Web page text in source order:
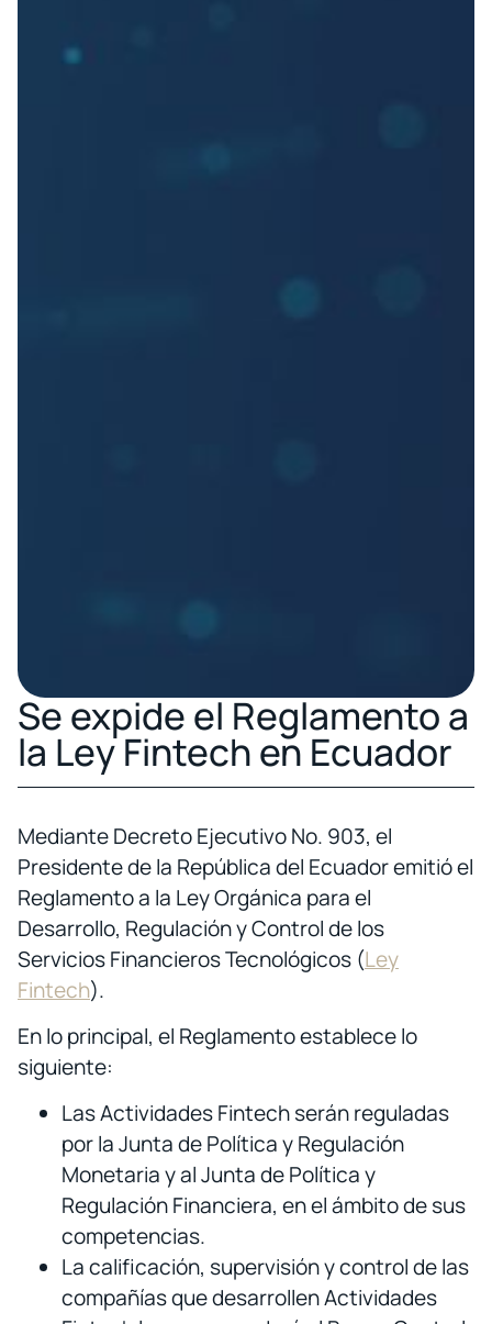
Se expide el Reglamento a
la Ley Fintech en Ecuador
Mediante Decreto Ejecutivo No. 903, el
Presidente de la República del Ecuador emitió el
Reglamento a la Ley Orgánica para el
Desarrollo, Regulación y Control de los
Servicios Financieros Tecnológicos (Ley
Fintech).
En lo principal, el Reglamento establece lo
siguiente:
Las Actividades Fintech serán reguladas
por la Junta de Política y Regulación
Monetaria y al Junta de Política y
Regulación Financiera, en el ámbito de sus
competencias.
La calificación, supervisión y control de las
compañías que desarrollen Actividades